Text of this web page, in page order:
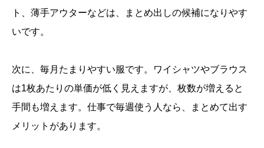
ト、薄手アウターなどは、まとめ出しの候補になりやす
いです。
次に、毎月たまりやすい服です。ワイシャツやブラウス
は1枚あたりの単価が低く見えますが、枚数が増えると
手間も増えます。仕事で毎週使う人なら、まとめて出す
メリットがあります。